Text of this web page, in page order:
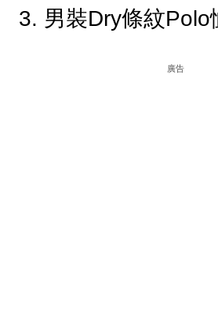
3. 男裝Dry條紋Polo
廣告